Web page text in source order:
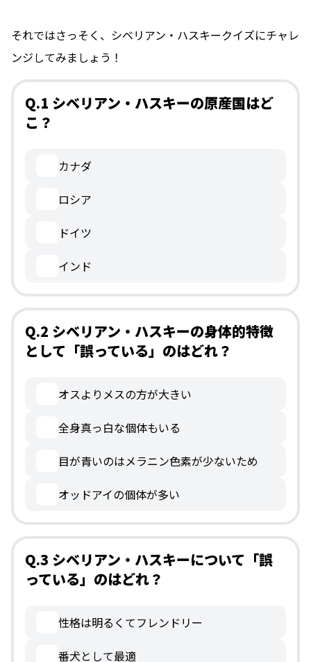
それではさっそく、シベリアン・ハスキークイズにチャレ
ンジしてみましょう！
Q.1 シベリアン・ハスキーの原産国はど
こ？
カナダ
ロシア
ドイツ
インド
Q.2 シベリアン・ハスキーの身体的特徴
として「誤っている」のはどれ？
オスよりメスの方が大きい
全身真っ白な個体もいる
目が青いのはメラニン色素が少ないため
オッドアイの個体が多い
Q.3 シベリアン・ハスキーについて「誤
っている」のはどれ？
性格は明るくてフレンドリー
番犬として最適